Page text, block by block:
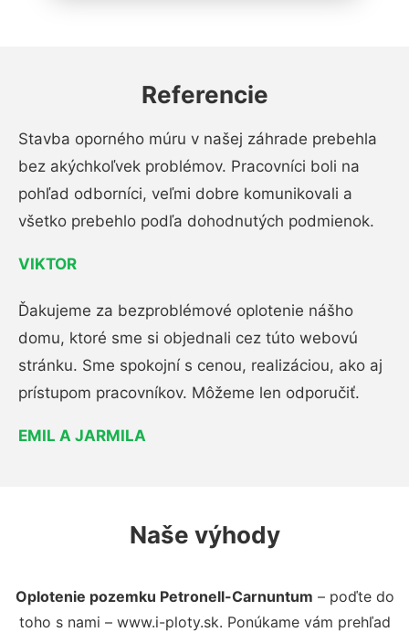
Referencie
Stavba oporného múru v našej záhrade prebehla
bez akýchkoľvek problémov. Pracovníci boli na
pohľad odborníci, veľmi dobre komunikovali a
všetko prebehlo podľa dohodnutých podmienok.
VIKTOR
Ďakujeme za bezproblémové oplotenie nášho
domu, ktoré sme si objednali cez túto webovú
stránku. Sme spokojní s cenou, realizáciou, ako aj
prístupom pracovníkov. Môžeme len odporučiť.
EMIL A JARMILA
Naše výhody
Oplotenie pozemku Petronell-Carnuntum – poďte do
toho s nami – www.i-ploty.sk. Ponúkame vám prehľad